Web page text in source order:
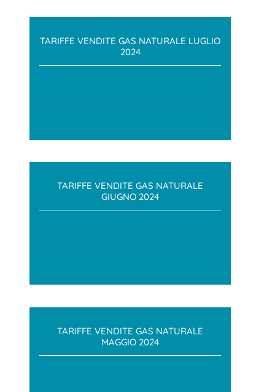
TARIFFE VENDITE GAS NATURALE LUGLIO
2024
TARIFFE VENDITE GAS NATURALE
GIUGNO 2024
TARIFFE VENDITE GAS NATURALE
MAGGIO 2024